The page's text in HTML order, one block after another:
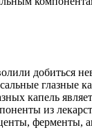
добиться
глазные
капель
из